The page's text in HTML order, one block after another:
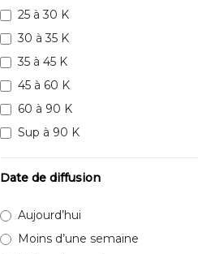
25 à 30 K
30 à 35 K
35 à 45 K
45 à 60 K
60 à 90 K
Sup à 90 K
Date de diffusion
Aujourd’hui
Moins d’une semaine